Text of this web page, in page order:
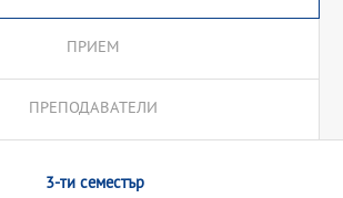
ПРИЕМ
ПРЕПОДАВАТЕЛИ
3-ти семестър